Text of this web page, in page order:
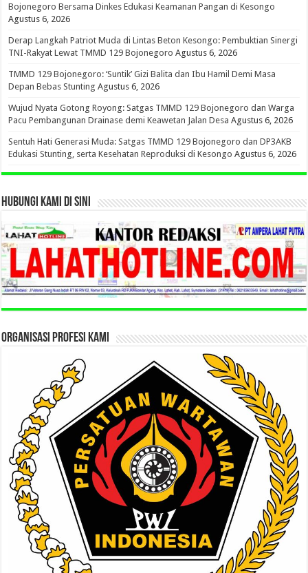
Bojonegoro Bersama Dinkes Edukasi Keamanan Pangan di Kesongo
Agustus 6, 2026
Derap Langkah Patriot Muda di Lintas Beton Kesongo: Pembuktian Sinergi
TNI-Rakyat Lewat TMMD 129 Bojonegoro Agustus 6, 2026
TMMD 129 Bojonegoro: ‘Suntik’ Gizi Balita dan Ibu Hamil Demi Masa
Depan Bebas Stunting Agustus 6, 2026
Wujud Nyata Gotong Royong: Satgas TMMD 129 Bojonegoro dan Warga
Pacu Pembangunan Drainase demi Keawetan Jalan Desa Agustus 6, 2026
Sentuh Hati Generasi Muda: Satgas TMMD 129 Bojonegoro dan DP3AKB
Edukasi Stunting, serta Kesehatan Reproduksi di Kesongo Agustus 6, 2026
HUBUNGI KAMI DI SINI
ORGANISASI PROFESI KAMI